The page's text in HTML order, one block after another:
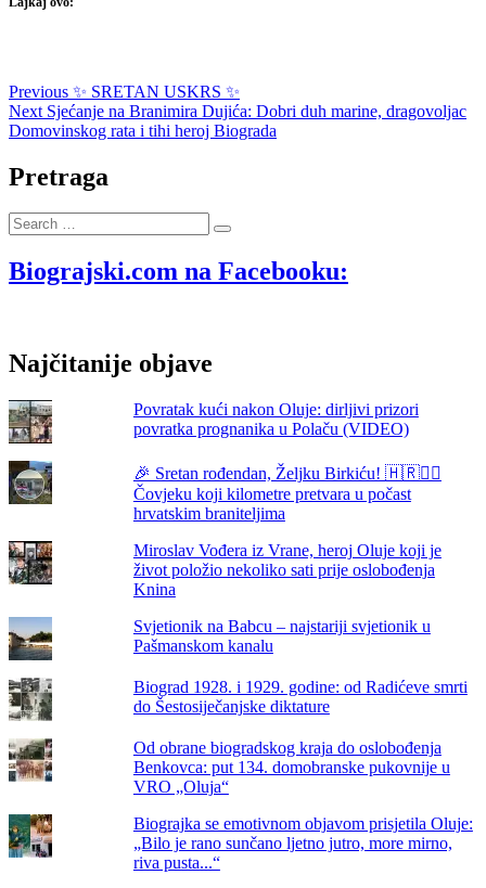
Navigacija
objava
Previous Previous
post:
✨ SRETAN USKRS ✨
Next Next
post:
Sjećanje na Branimira Dujića: Dobri duh marine, dragovoljac
Domovinskog rata i tihi heroj Biograda
Pretraga
Search
…
Biograjski.com na Facebooku:
Najčitanije objave
Povratak kući nakon Oluje: dirljivi prizori
povratka prognanika u Polaču (VIDEO)
🎉 Sretan rođendan, Željku Birkiću! 🇭🇷🏃‍♂️
Čovjeku koji kilometre pretvara u počast
hrvatskim braniteljima
Miroslav Vođera iz Vrane, heroj Oluje koji je
život položio nekoliko sati prije oslobođenja
Knina
Svjetionik na Babcu – najstariji svjetionik u
Pašmanskom kanalu
Biograd 1928. i 1929. godine: od Radićeve smrti
do Šestosiječanjske diktature
Od obrane biogradskog kraja do oslobođenja
Benkovca: put 134. domobranske pukovnije u
VRO „Oluja“
Biograjka se emotivnom objavom prisjetila Oluje:
„Bilo je rano sunčano ljetno jutro, more mirno,
riva pusta...“